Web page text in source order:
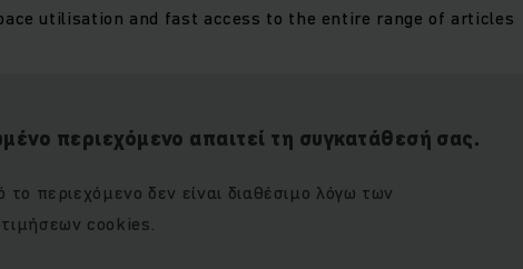
utilisation and fast access to the entire range of articles
περιεχόμενο απαιτεί τη συγκατάθεσή σας.
περιεχόμενο δεν είναι διαθέσιμο λόγω των
cookies.